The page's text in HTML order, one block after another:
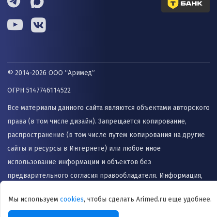
© 2014-2026 ООО “Аримед”
ОГРН 5147746114522
Все материалы данного сайта являются объектами авторского
права (в том числе дизайн). Запрещается копирование,
распространение (в том числе путем копирования на другие
сайты и ресурсы в Интернете) или любое иное
использование информации и объектов без
предварительного согласия правообладателя. Информация,
может быть использована для назначения лечения и
Мы используем cookies, чтобы сделать Arimed.ru еще удобнее.